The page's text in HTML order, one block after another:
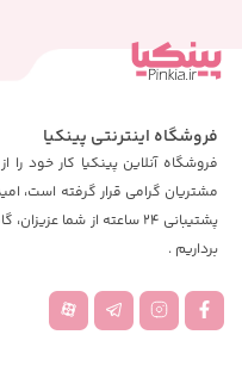
فروشگاه اینترنتی پینکیا
مشتریان گرامی قرار گرفته است،
پشتیبانی 24 ساعته از شما
برداریم .